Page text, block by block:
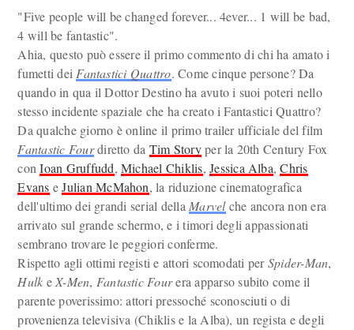
"Five people will be changed forever... 4ever... 1 will be bad,
4 will be fantastic".
Ahia, questo può essere il primo commento di chi ha amato i
fumetti dei Fantastici Quattro. Come cinque persone? Da
quando in qua il Dottor Destino ha avuto i suoi poteri nello
stesso incidente spaziale che ha creato i Fantastici Quattro?
Da qualche giorno è online il primo trailer ufficiale del film
Fantastic Fourdiretto da Tim Storyper la 20th Century Fox
conIoan Gruffudd, Michael Chiklis,Jessica Alba,Chris
Evans eJulian McMahon, la riduzione cinematografica
dell'ultimo dei grandi serial della Marvelche ancora non era
arrivato sul grande schermo, e i timori degli appassionati
sembrano trovare le peggiori conferme.
Rispetto agli ottimi registi e attori scomodati perSpider-Man,
Hulk e X-Men, Fantastic Fourera apparso subito come il
parente poverissimo: attori pressoché sconosciuti o di
provenienza televisiva (Chiklis e la Alba), un regista e degli